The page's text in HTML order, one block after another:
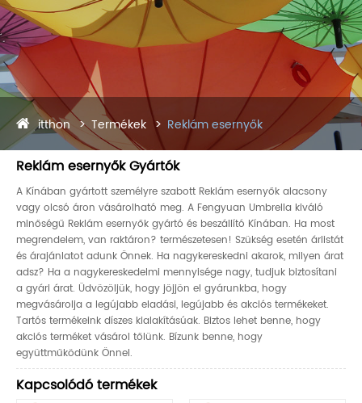
itthon Termékek Reklám esernyők
Reklám esernyők Gyártók
A Kínában gyártott személyre szabott Reklám esernyők alacsony
vagy olcsó áron vásárolható meg. A Fengyuan Umbrella kiváló
minőségű Reklám esernyők gyártó és beszállító Kínában. Ha most
megrendelem, van raktáron? természetesen! Szükség esetén árlistát
és árajánlatot adunk Önnek. Ha nagykereskedni akarok, milyen árat
adsz? Ha a nagykereskedelmi mennyisége nagy, tudjuk biztosítani
a gyári árat. Üdvözöljük, hogy jöjjön el gyárunkba, hogy
megvásárolja a legújabb eladási, legújabb és akciós termékeket.
Tartós termékeink díszes kialakításúak. Biztos lehet benne, hogy
akciós terméket vásárol tőlünk. Bízunk benne, hogy
együttműködünk Önnel.
Kapcsolódó termékek